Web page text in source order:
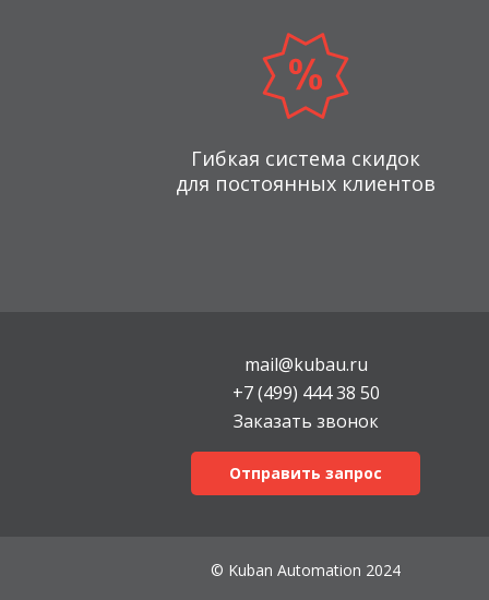
Гибкая система скидок
для постоянных клиентов
mail@kubau.ru
+7 (499) 444 38 50
Заказать звонок
Отправить запрос
© Kuban Automation 2024